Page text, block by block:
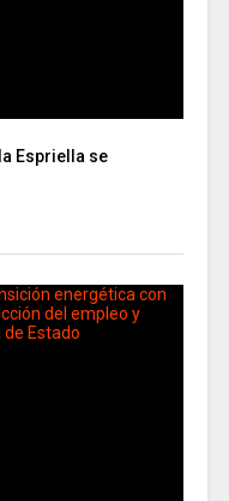
Espriella se